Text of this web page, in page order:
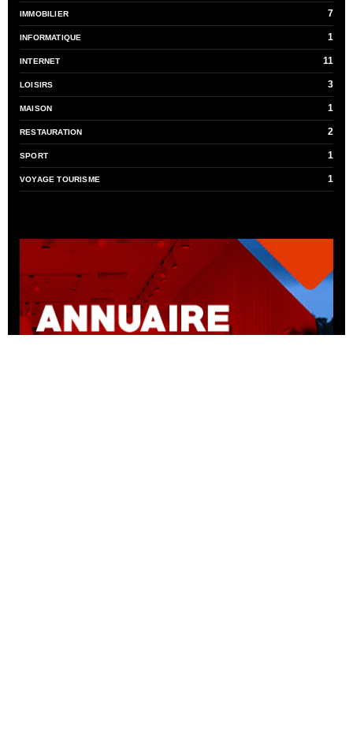
IMMOBILIER 7
INFORMATIQUE 1
INTERNET 11
LOISIRS 3
MAISON 1
RESTAURATION 2
SPORT 1
VOYAGE TOURISME 1